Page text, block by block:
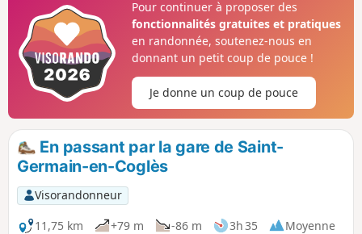
forgent le Coglais : le bois, l'eau et la pierre.
Pour continuer à proposer des
fonctionnalités gratuites et pratiques
en randonnée, soutenez-nous en
donnant un petit coup de pouce !
Je donne un coup de pouce
En passant par la gare de Saint-
Germain-en-Coglès
Visorandonneur
11,75 km
+79 m -86 m 3h 35
Moyenne